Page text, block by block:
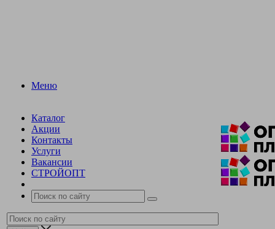
Меню
Каталог
Акции
Контакты
Услуги
Вакансии
СТРОЙОПТ